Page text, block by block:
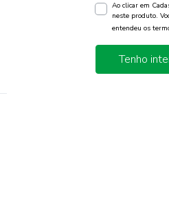
Ao clicar em
neste produto.
entendeu os
Tenho